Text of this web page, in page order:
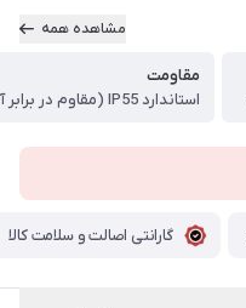
مشاهده همه
مقاومت
استاندارد IP55 (مقاوم در برابر آب)
گارانتی اصالت و سلامت کالا